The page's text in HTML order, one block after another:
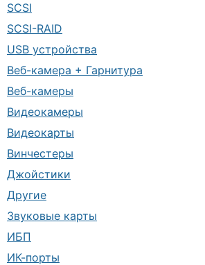
SCSI
SCSI-RAID
USB устройства
Веб-камера + Гарнитура
Веб-камеры
Видеокамеры
Видеокарты
Винчестеры
Джойстики
Другие
Звуковые карты
ИБП
ИК-порты